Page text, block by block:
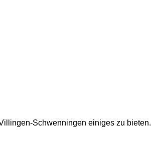
Schwenningen einiges zu bieten.